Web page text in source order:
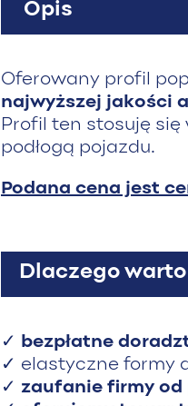
Opis
Oferowany profil
najwyższej jakości
Profil ten stosuję się
podłogą pojazdu.
Podana cena jest
Dlaczego
✓
bezpłatne
✓ elastyczne formy
✓ zaufanie firmy od